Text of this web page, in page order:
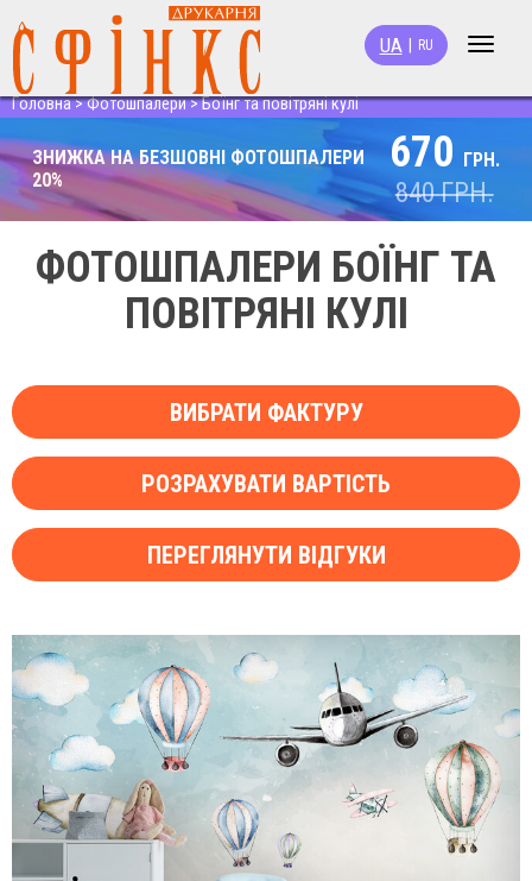
Toggle
UA RU
Головна>Фотошпалери>Боїнг та повітряні кулі
ЗНИЖКА НА БЕЗШОВНІ ФОТОШПАЛЕРИ
20%
670 ГРН.
840ГРН.
ФОТОШПАЛЕРИ БОЇНГ ТА
ПОВІТРЯНІ КУЛІ
ВИБРАТИ ФАКТУРУ
РОЗРАХУВАТИ ВАРТІСТЬ
ПЕРЕГЛЯНУТИ ВІДГУКИ